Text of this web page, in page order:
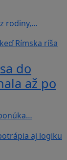
rodiny,…
do
až po